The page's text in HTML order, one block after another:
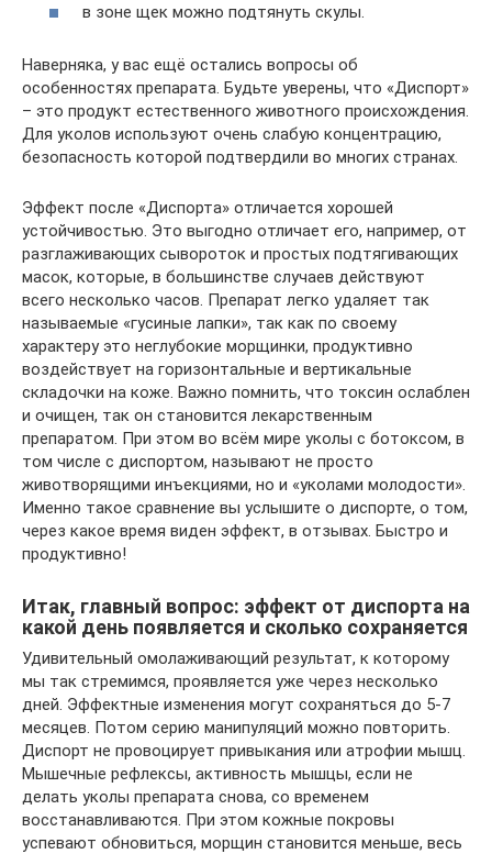
в зоне щек можно подтянуть скулы.
Наверняка, у вас ещё остались вопросы об
особенностях препарата. Будьте уверены, что «Диспорт»
– это продукт естественного животного происхождения.
Для уколов используют очень слабую концентрацию,
безопасность которой подтвердили во многих странах.
Эффект после «Диспорта» отличается хорошей
устойчивостью. Это выгодно отличает его, например, от
разглаживающих сывороток и простых подтягивающих
масок, которые, в большинстве случаев действуют
всего несколько часов. Препарат легко удаляет так
называемые «гусиные лапки», так как по своему
характеру это неглубокие морщинки, продуктивно
воздействует на горизонтальные и вертикальные
складочки на коже. Важно помнить, что токсин ослаблен
и очищен, так он становится лекарственным
препаратом. При этом во всём мире уколы с ботоксом, в
том числе с диспортом, называют не просто
животворящими инъекциями, но и «уколами молодости».
Именно такое сравнение вы услышите о диспорте, о том,
через какое время виден эффект, в отзывах. Быстро и
продуктивно!
Итак, главный вопрос: эффект от диспорта на
какой день появляется и сколько сохраняется
Удивительный омолаживающий результат, к которому
мы так стремимся, проявляется уже через несколько
дней. Эффектные изменения могут сохраняться до 5-7
месяцев. Потом серию манипуляций можно повторить.
Диспорт не провоцирует привыкания или атрофии мышц.
Мышечные рефлексы, активность мышцы, если не
делать уколы препарата снова, со временем
восстанавливаются. При этом кожные покровы
успевают обновиться, морщин становится меньше, весь